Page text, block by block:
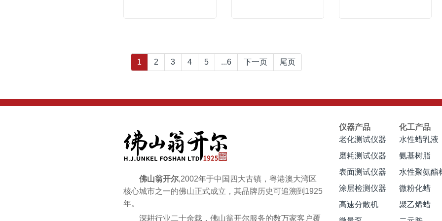
1 2 3 4 5 ...6 下一页 尾页
佛山翁开尔,2002年于中国四大古镇，粤港澳大湾区
核心城市之一的佛山正式成立，其品牌历史可追溯到1925
年。
深耕行业二十余载，佛山翁开尔服务的数万家客户覆
仪器产品
老化测试仪器
磨耗测试仪器
表面测试仪器
涂层检测仪器
高速分散机
化工产品
水性蜡乳液
氨基树脂
水性聚氨酯
微粉化蜡
聚乙烯蜡